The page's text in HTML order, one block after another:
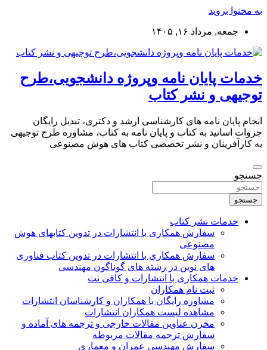
به محتوا بروید
جمعه, مرداد ۱۶, ۱۴۰۵
خدمات پایان نامه وپروژه دانشجویی،طرح
توجیهی و نشر کتاب
انجام پایان نامه های کارشناسی ارشد و دکتری، تبدیل رایگان
جزوات اساتید به کتاب و پایان نامه به کتاب، مشاوره طرح توجیهی
به کارآفرینان و نشر تخصصی کتاب های هوش مصنوعی
جستجو
جستجو
خدمات نشر کتاب
سفارش همکاری با انتشارات در تدوین کتابهای هوش
مصنوعی
سفارش همکاری با انتشارات در تدوین کتاب فناوری
های نوین در رشته های گوناگون مهندسی
خدمات همکاری با انتشارات و کافی نت
ثبت نام همکاران
مشاوره رایگان با همکاران و کارشناسان انتشارات
مشاهده لیست همکاران انتشارات
مخزن عناوین مقالات خارجی و ترجمه های آماده و
سفارش ترجمه مقالات مربوطه
سفارش مهندسی عمران و معماری